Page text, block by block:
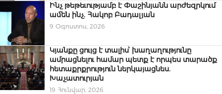
Ինչ թեթեւությամբ է Փաշինյանն արժեզրկում
ամեն ինչ. Հակոբ Բադալյան
9 Օգոստոս, 2026
Կյանքը ցույց է տալիս՝ խաղաղությունը
ամրացնելու համար պետք է որպես տարածք
հետաքրքրություն ներկայացնես.
Խաչատուրյան
19 Հունվար, 2026